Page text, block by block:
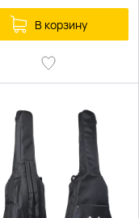
В корзину